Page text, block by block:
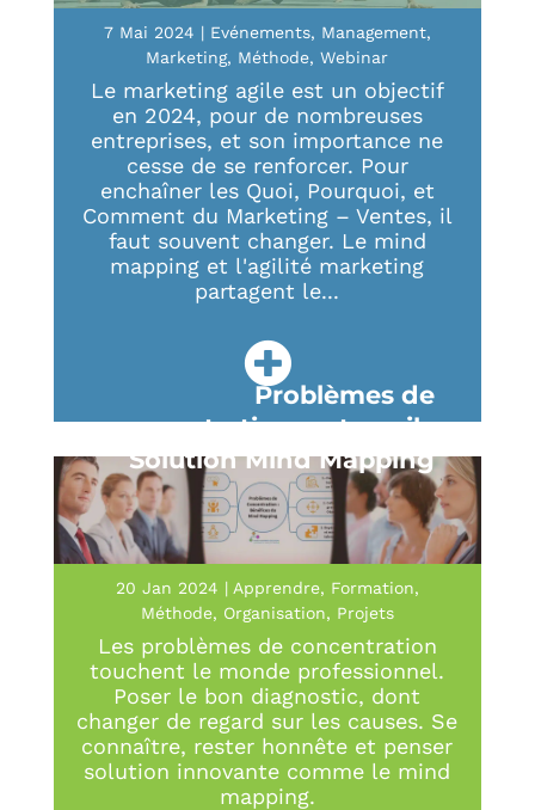
7 Mai 2024 | Evénements, Management,
Marketing, Méthode,Webinar
Le marketing agile est un objectif
en 2024, pour de nombreuses
entreprises, et son importance ne
cesse de se renforcer. Pour
enchaîner les Quoi, Pourquoi, et
Comment du Marketing – Ventes, il
faut souvent changer. Le mind
mapping et l'agilité marketing
partagent le...
Problèmes de
concentration au travail :
Solution Mind Mapping
20 Jan 2024 | Apprendre, Formation,
Méthode, Organisation, Projets
Les problèmes de concentration
touchent le monde professionnel.
Poser le bon diagnostic, dont
changer de regard sur les causes. Se
connaître, rester honnête et penser
solution innovante comme le mind
mapping.